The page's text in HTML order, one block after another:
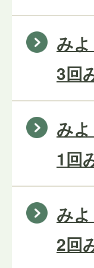
み
3回
み
1回
み
2回